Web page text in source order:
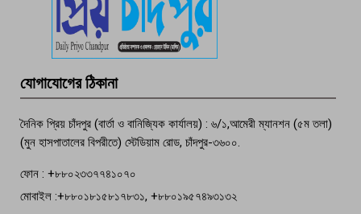
পচা দুর্গন্ধে ৯৯৯-এ ফোন, ফরিদগঞ্জে
তরুণের অর্ধগলিত লাশ উদ্ধার
বেঁচে নেই, বিভিন্ন সংগঠনের শোক
যোগাযোগের ঠিকানা
দৈনিক প্রিয় চাঁদপুর (বার্তা ও বানিজ্যিক কার্যালয়) : ৬/১,আমেরী ম্যানশন (৫ম তলা)
(মুন হাসপাতালের বিপরীতে) স্টেডিয়াম রোড, চাঁদপুর-৩৬০০.
ফোন : +৮৮০২৩৩৭৭৪১০৭০
মোবাইল :+৮৮০১৮১৫৮১৭৮৩১, +৮৮০১৯৫৭৪৯৩১৩২